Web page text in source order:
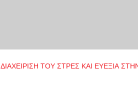
ΔΙΑΧΕΙΡΙΣΗ ΤΟΥ ΣΤΡΕΣ ΚΑΙ ΕΥΕΞΙΑ ΣΤΗΝ